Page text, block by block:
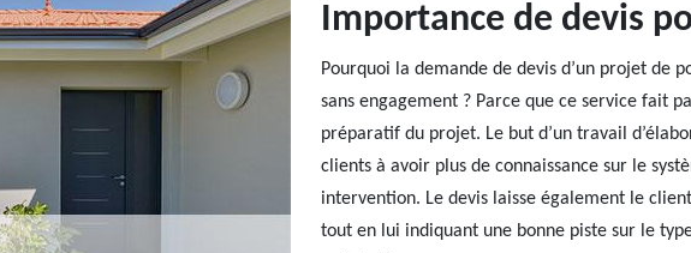
Importance de devis
Pourquoi la demande de devis d’un projet de
sans engagement ? Parce que ce service fait
préparatif du projet. Le but d’un travail
clients à avoir plus de connaissance sur le
intervention. Le devis laisse également le
tout en lui indiquant une bonne piste sur le